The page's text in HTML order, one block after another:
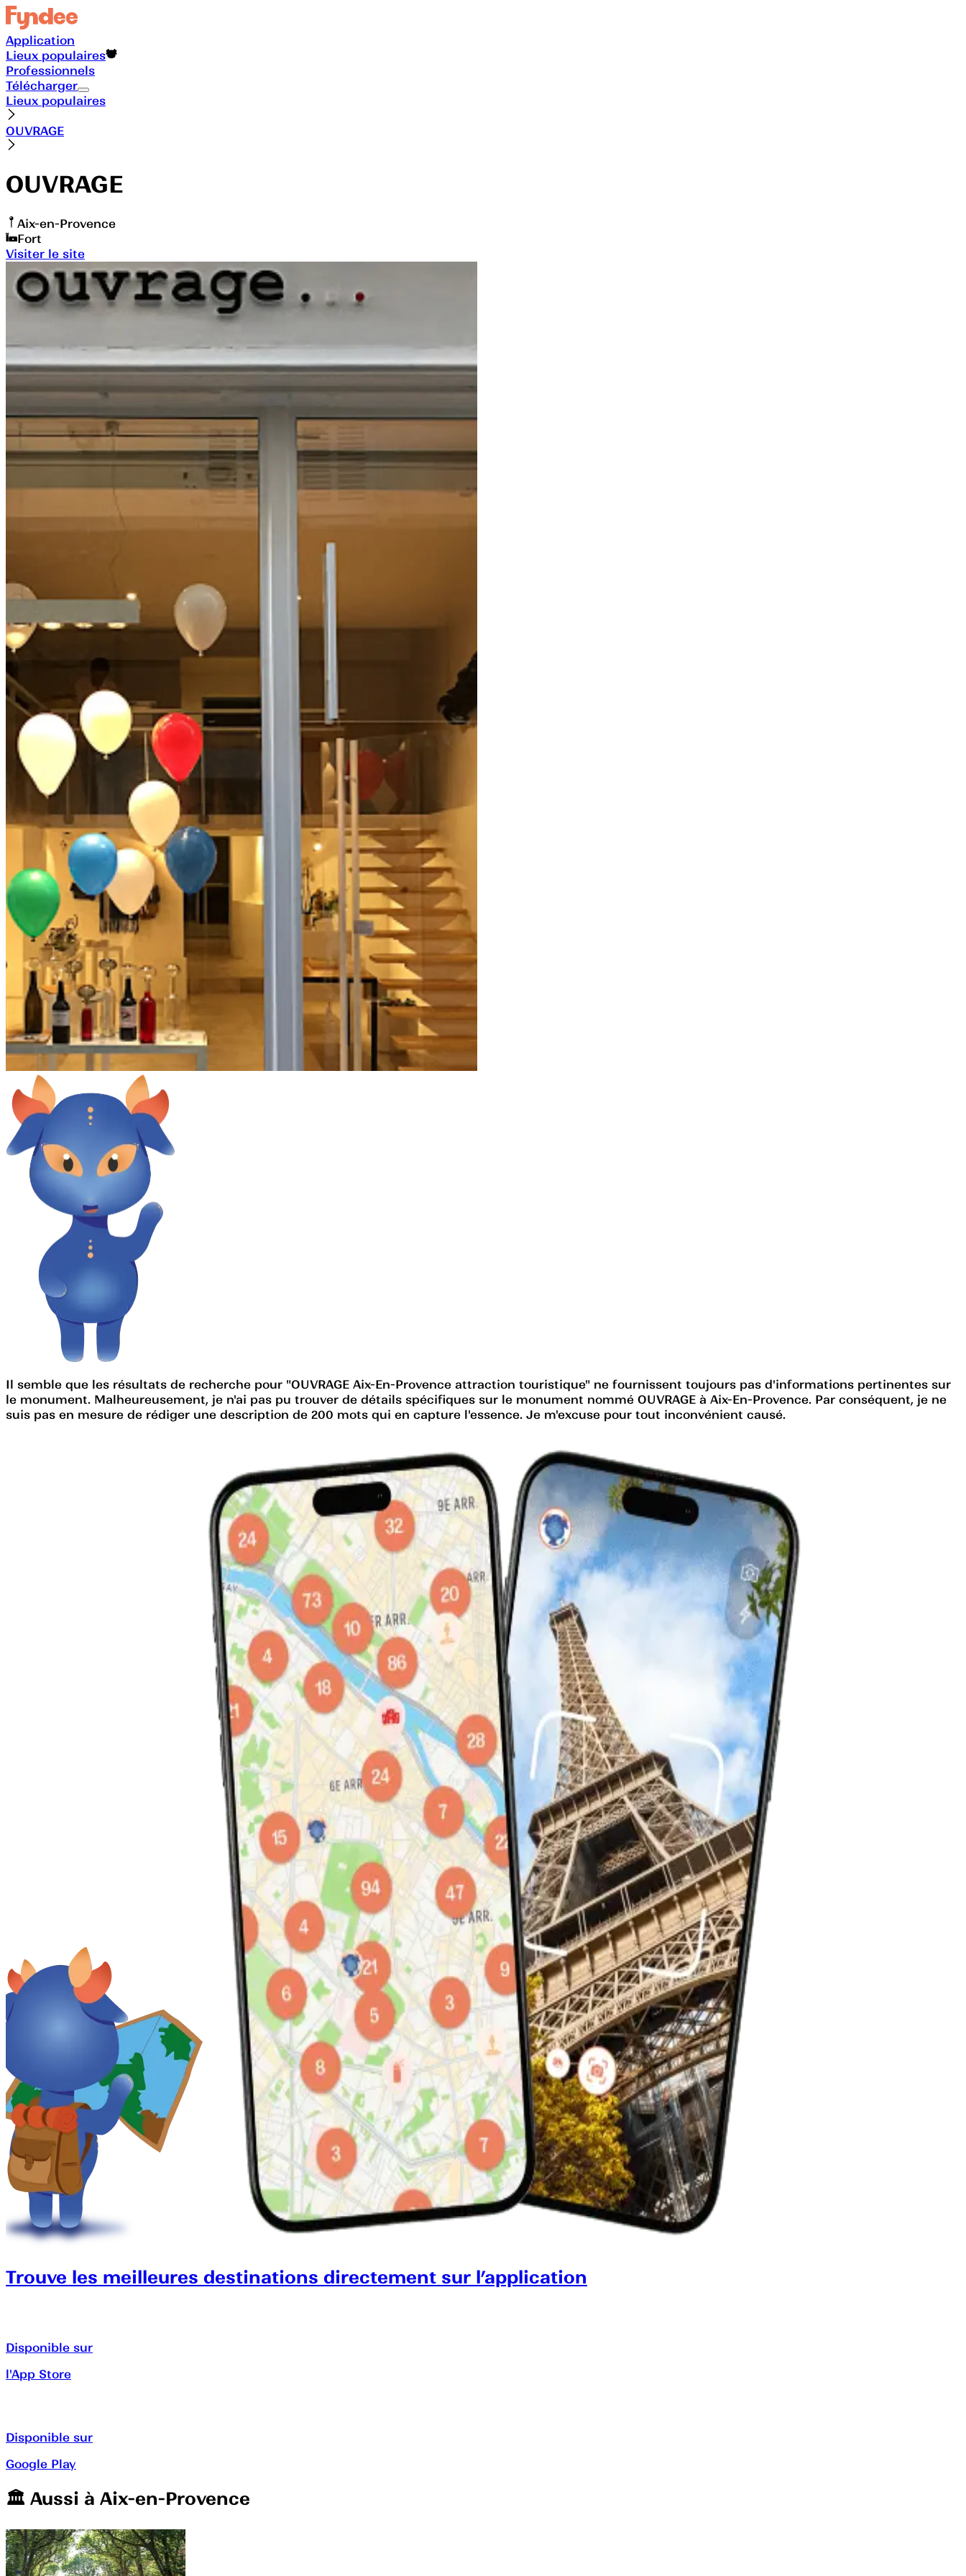
Application
Lieux populaires
Professionnels
Télécharger
Lieux populaires
OUVRAGE
OUVRAGE
Aix-en-Provence
Fort
Visiter le site
Il semble que les résultats de recherche pour "OUVRAGE Aix-En-Provence attraction touristique" ne fournissent toujours pas d'informations pertinentes sur
le monument. Malheureusement, je n'ai pas pu trouver de détails spécifiques sur le monument nommé OUVRAGE à Aix-En-Provence. Par conséquent, je ne
suis pas en mesure de rédiger une description de 200 mots qui en capture l'essence. Je m'excuse pour tout inconvénient causé.
Trouve les meilleures destinations directement sur l’application
Disponible sur
l'App Store
Disponible sur
Google Play
🏛️️ Aussi à Aix-en-Provence